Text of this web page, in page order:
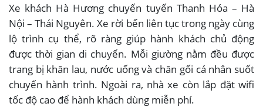
Xe khách Hà Hương chuyến tuyến Thanh Hóa – Hà
Nội – Thái Nguyên. Xe rời bến liên tục trong ngày cùng
lộ trình cụ thể, rõ ràng giúp hành khách chủ động
được thời gian di chuyển. Mỗi giường nằm đều được
trang bị khăn lau, nước uống và chăn gối cá nhân suốt
chuyến hành trình. Ngoài ra, nhà xe còn lắp đặt wifi
tốc độ cao để hành khách dùng miễn phí.